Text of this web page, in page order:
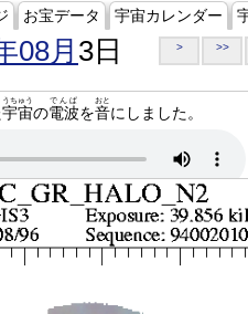
お宝データ 宇宙カレンダー
08月 3日 > >>
宇宙
うちゅう
の電波
でんぱ
を音
おと
にしました。